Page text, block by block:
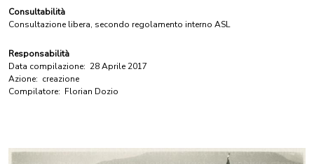
Consultabilità
Consultazione libera, secondo regolamento interno ASL
Responsabilità
Data compilazione: 28 Aprile 2017
Azione: creazione
Compilatore: Florian Dozio